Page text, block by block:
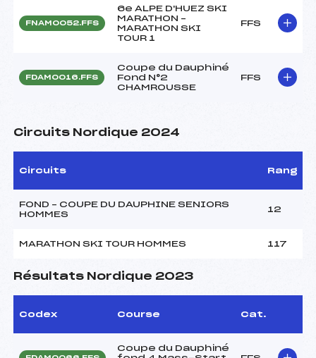
FNAM0052.FFS
6e ALPE D'HUEZ SKI
MARATHON –
MARATHON SKI
TOUR 1
FFS
FDAM0016.FFS
Coupe du Dauphiné
Fond N°2
CHAMROUSSE
FFS
Circuits Nordique 2024
Circuits Rang
FOND – COUPE DU DAUPHINE SENIORS
HOMMES
12
MARATHON SKI TOUR HOMMES 117
Résultats Nordique 2023
Codex Course Cat.
Coupe du Dauphiné